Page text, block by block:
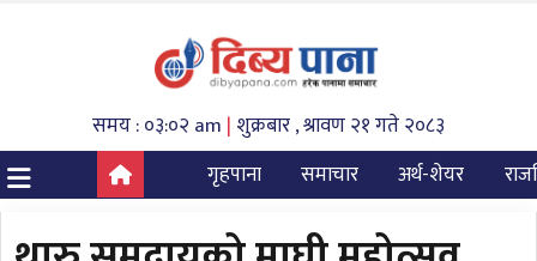
समय : ०३:०२ am | शुक्रबार , श्रावण २१ गते २०८३
गृहपाना
समाचार अर्थ-शेयर